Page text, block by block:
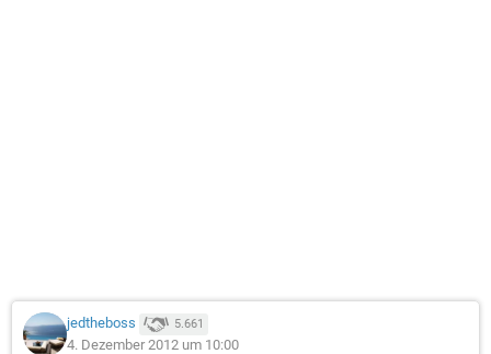
jedtheboss 5.661
4. Dezember 2012 um 10:00